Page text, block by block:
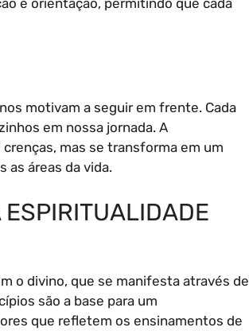
motivam a seguir em frente. Cada
em nossa jornada. A
mas se transforma em um
as áreas da vida.
o divino, que se manifesta através de
são a base para um
que refletem os ensinamentos de